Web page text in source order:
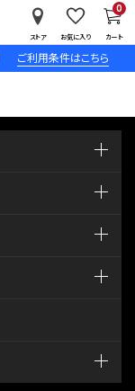
ご利用条件はこちら
ストア お気に入り カート
0